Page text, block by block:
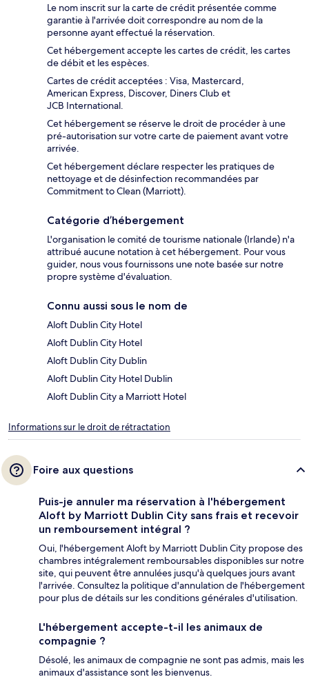
Le nom inscrit sur la carte de crédit présentée comme
garantie à l'arrivée doit correspondre au nom de la
personne ayant effectué la réservation.
Cet hébergement accepte les cartes de crédit, les cartes
de débit et les espèces.
Cartes de crédit acceptées : Visa, Mastercard,
American Express, Discover, Diners Club et
JCB International.
Cet hébergement se réserve le droit de procéder à une
pré-autorisation sur votre carte de paiement avant votre
arrivée.
Cet hébergement déclare respecter les pratiques de
nettoyage et de désinfection recommandées par
Commitment to Clean (Marriott).
Catégorie d’hébergement
L'organisation le comité de tourisme nationale (Irlande) n'a
attribué aucune notation à cet hébergement. Pour vous
guider, nous vous fournissons une note basée sur notre
propre système d'évaluation.
Connu aussi sous le nom de
Aloft Dublin City Hotel
Aloft Dublin City Hotel
Aloft Dublin City Dublin
Aloft Dublin City Hotel Dublin
Aloft Dublin City a Marriott Hotel
Informations sur le droit de rétractation
Foire aux questions
Puis-je annuler ma réservation à l'hébergement
Aloft by Marriott Dublin City sans frais et recevoir
un remboursement intégral ?
Oui, l'hébergement Aloft by Marriott Dublin City propose des
chambres intégralement remboursables disponibles sur notre
site, qui peuvent être annulées jusqu'à quelques jours avant
l'arrivée. Consultez la politique d'annulation de l'hébergement
pour plus de détails sur les conditions générales d'utilisation.
L'hébergement accepte-t-il les animaux de
compagnie ?
Désolé, les animaux de compagnie ne sont pas admis, mais les
animaux d'assistance sont les bienvenus.